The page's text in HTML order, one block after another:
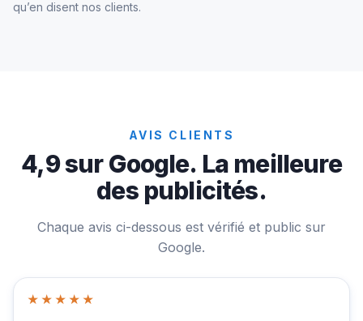
qu’en disent nos clients.
AVIS CLIENTS
4,9 sur Google. La meilleure
des publicités.
Chaque avis ci-dessous est vérifié et public sur
Google.
★★★★★